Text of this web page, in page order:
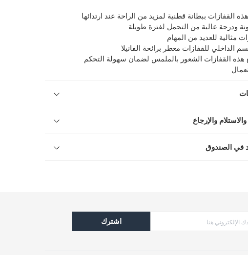
القفازات ببطانة قطنية لمزيد من الراحة عند ارتدائها
ودرجة عالية من التحمل لفترة طويلة
مثالية للعديد من المهام
الداخلي للقفازات معطر برائحة الفانيلا
هذه القفازات الشعور بالملمس لضمان سهولة التحكم
والإرجاع
في الصندوق
اشترك